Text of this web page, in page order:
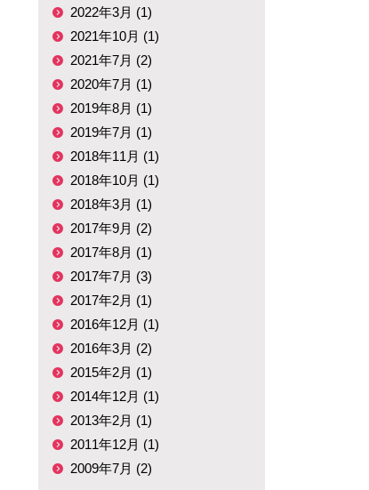
2022年3月 (1)
2021年10月 (1)
2021年7月 (2)
2020年7月 (1)
2019年8月 (1)
2019年7月 (1)
2018年11月 (1)
2018年10月 (1)
2018年3月 (1)
2017年9月 (2)
2017年8月 (1)
2017年7月 (3)
2017年2月 (1)
2016年12月 (1)
2016年3月 (2)
2015年2月 (1)
2014年12月 (1)
2013年2月 (1)
2011年12月 (1)
2009年7月 (2)